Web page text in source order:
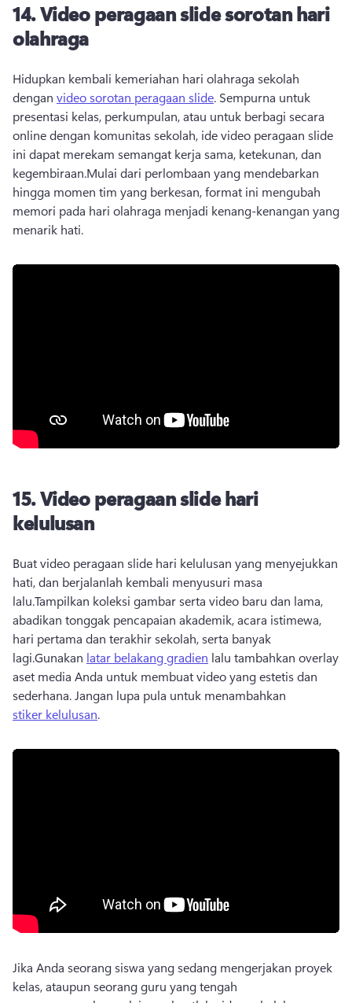
14.Video peragaan slide sorotan hari
olahraga
Hidupkan kembali kemeriahan hari olahraga sekolah
dengan video sorotan peragaan slide. Sempurna untuk
presentasi kelas, perkumpulan, atau untuk berbagi secara
online dengan komunitas sekolah, ide video peragaan slide
ini dapat merekam semangat kerja sama, ketekunan, dan
kegembiraan.Mulai dari perlombaan yang mendebarkan
hingga momen tim yang berkesan, format ini mengubah
memori pada hari olahraga menjadi kenang-kenangan yang
menarik hati.
15.Video peragaan slide hari
kelulusan
Buat video peragaan slide hari kelulusan yang menyejukkan
hati, dan berjalanlah kembali menyusuri masa
lalu.Tampilkan koleksi gambar serta video baru dan lama,
abadikan tonggak pencapaian akademik, acara istimewa,
hari pertama dan terakhir sekolah, serta banyak
lagi.Gunakan latar belakang gradien lalu tambahkan overlay
aset media Anda untuk membuat video yang estetis dan
sederhana. Jangan lupa pula untuk menambahkan
stiker kelulusan.
Jika Anda seorang siswa yang sedang mengerjakan proyek
kelas, ataupun seorang guru yang tengah